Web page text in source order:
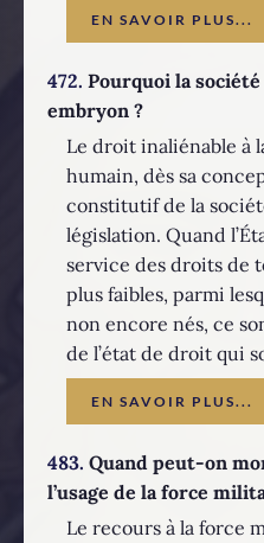
EN SAVOIR PLUS...
472. Pourquoi la
embryon ?
Le droit inaliénable à
humain, dès sa
constitutif de la
législation. Quand
service des droits de
plus faibles, parmi
non encore nés, ce
de l’état de droit qui
EN SAVOIR PLUS...
483. Quand peut-on
l’usage de la force
Le recours à la force